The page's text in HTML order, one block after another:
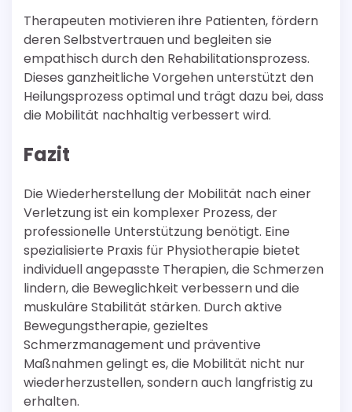
Therapeuten motivieren ihre Patienten, fördern
deren Selbstvertrauen und begleiten sie
empathisch durch den Rehabilitationsprozess.
Dieses ganzheitliche Vorgehen unterstützt den
Heilungsprozess optimal und trägt dazu bei, dass
die Mobilität nachhaltig verbessert wird.
Fazit
Die Wiederherstellung der Mobilität nach einer
Verletzung ist ein komplexer Prozess, der
professionelle Unterstützung benötigt. Eine
spezialisierte Praxis für Physiotherapie bietet
individuell angepasste Therapien, die Schmerzen
lindern, die Beweglichkeit verbessern und die
muskuläre Stabilität stärken. Durch aktive
Bewegungstherapie, gezieltes
Schmerzmanagement und präventive
Maßnahmen gelingt es, die Mobilität nicht nur
wiederherzustellen, sondern auch langfristig zu
erhalten.